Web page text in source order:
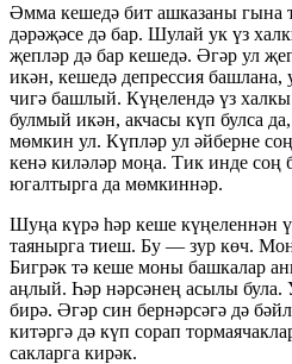
Әмма кешедә бит ашказаны гына
дәрәҗәсе дә бар. Шулай ук үз
җепләр дә бар кешедә. Әгәр ул
икән, кешедә депрессия
чигә башлый. Күңелендә үз халкы
булмый икән, акчасы күп булса
мөмкин ул. Күпләр ул әйберне
кенә киләләр моңа. Тик инде соң
югалтырга да мөмкиннәр.
Шуңа күрә һәр кеше күңеленнән
таянырга тиеш. Бу — зур көч.
Бигрәк тә кеше моны башкалар
аңлый. Һәр нәрсәнең асылы була.
бирә. Әгәр син бернәрсәгә дә
китәргә дә күп сорап
сакларга кирәк.